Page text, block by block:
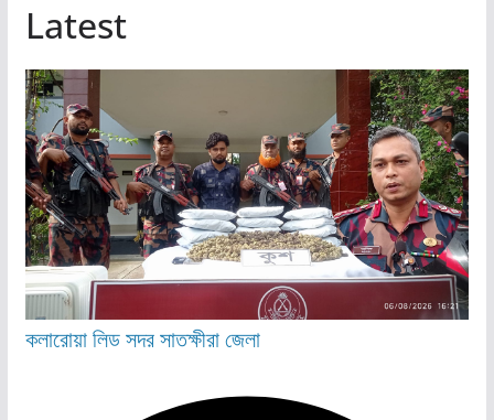
Latest
কলারোয়ালিডসদরসাতক্ষীরা জেলা